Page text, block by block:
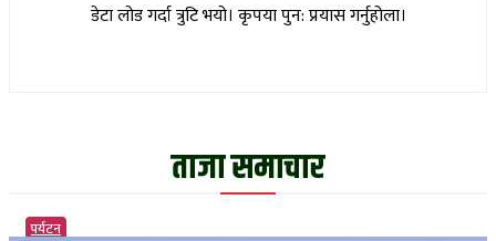
डेटा लोड गर्दा त्रुटि भयो। कृपया पुन: प्रयास गर्नुहोला।
ताजा समाचार
पर्यटन